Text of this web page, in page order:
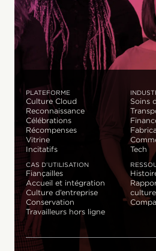
PLATEFORME
Culture Cloud
Reconnaissance
Célébrations
Récompenses
Vitrine
Incitatifs
Soins
Tech
CAS D’UTILISATION
Fiançailles
Accueil et intégration
Culture d’entreprise
Conservation
Travailleurs hors ligne
culture